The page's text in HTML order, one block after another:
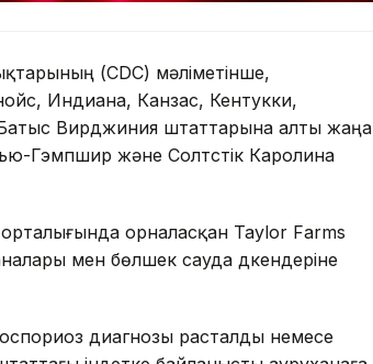
(CDC) мәліметінше,
Индиана, Канзас, Кентукки,
Вирджиния штаттарына алты жаңа
Гэмпшир және Солтүстік Каролина
орналасқан Taylor Farms
мен бөлшек сауда дүкендеріне
диагнозы расталды немесе